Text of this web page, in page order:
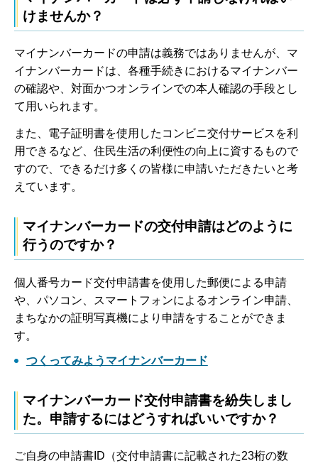
けませんか？
マイナンバーカードの申請は義務ではありませんが、マ
イナンバーカードは、各種手続きにおけるマイナンバー
の確認や、対面かつオンラインでの本人確認の手段とし
て用いられます。
また、電子証明書を使用したコンビニ交付サービスを利
用できるなど、住民生活の利便性の向上に資するもので
すので、できるだけ多くの皆様に申請いただきたいと考
えています。
マイナンバーカードの交付申請はどのように
行うのですか？
個人番号カード交付申請書を使用した郵便による申請
や、パソコン、スマートフォンによるオンライン申請、
まちなかの証明写真機により申請をすることができま
す。
つくってみようマイナンバーカード
マイナンバーカード交付申請書を紛失しまし
た。申請するにはどうすればいいですか？
ご自身の申請書ID（交付申請書に記載された23桁の数